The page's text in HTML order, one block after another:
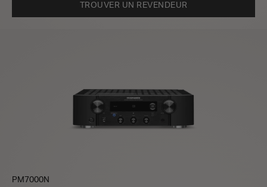
TROUVER UN REVENDEUR
PM7000N